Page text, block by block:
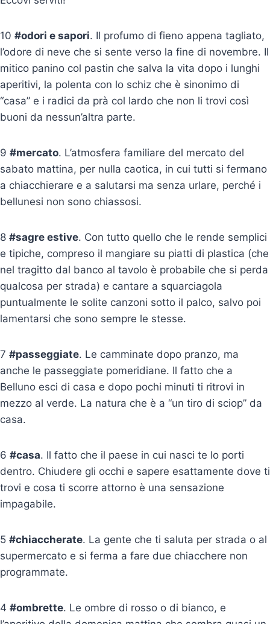
10 #odori e sapori. Il profumo di fieno appena tagliato,
l’odore di neve che si sente verso la fine di novembre. Il
mitico panino col pastin che salva la vita dopo i lunghi
aperitivi, la polenta con lo schiz che è sinonimo di
“casa” e i radici da prà col lardo che non li trovi così
buoni da nessun’altra parte.
9 #mercato. L’atmosfera familiare del mercato del
sabato mattina, per nulla caotica, in cui tutti si fermano
a chiacchierare e a salutarsi ma senza urlare, perché i
bellunesi non sono chiassosi.
8 #sagre estive. Con tutto quello che le rende semplici
e tipiche, compreso il mangiare su piatti di plastica (che
nel tragitto dal banco al tavolo è probabile che si perda
qualcosa per strada) e cantare a squarciagola
puntualmente le solite canzoni sotto il palco, salvo poi
lamentarsi che sono sempre le stesse.
7 #passeggiate. Le camminate dopo pranzo, ma
anche le passeggiate pomeridiane. Il fatto che a
Belluno esci di casa e dopo pochi minuti ti ritrovi in
mezzo al verde. La natura che è a “un tiro di sciop” da
casa.
6 #casa. Il fatto che il paese in cui nasci te lo porti
dentro. Chiudere gli occhi e sapere esattamente dove ti
trovi e cosa ti scorre attorno è una sensazione
impagabile.
5 #chiaccherate. La gente che ti saluta per strada o al
supermercato e si ferma a fare due chiacchere non
programmate.
4 #ombrette. Le ombre di rosso o di bianco, e